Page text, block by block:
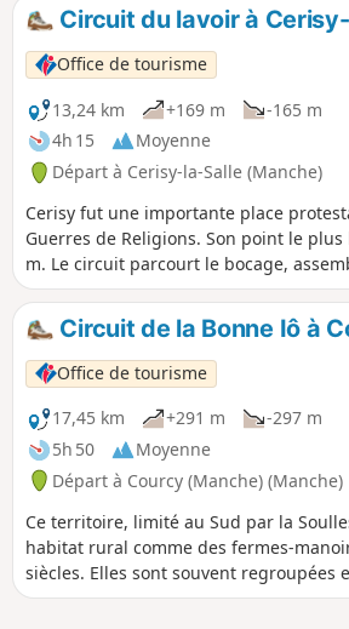
Circuit du lavoir à
Office de tourisme
13,24 km
+169 m
-165 m
4h 15
Moyenne
Départ à Cerisy-la-Salle (Manche)
Cerisy fut une importante place
Guerres de Religions. Son point le
m. Le circuit parcourt le bocage,
(champs ou prairies), de formes
dimensions inégales, limitées et closes
bordant des chemins creux qui abritent
flore intéressantes.
Circuit de la Bonne Iô à
Office de tourisme
17,45 km
+291 m
-297 m
5h 50
Moyenne
Départ à Courcy (Manche) (Manche)
Ce territoire, limité au Sud par la
habitat rural comme des fermes-
siècles. Elles sont souvent regroupées
nombre de bâtiments varie en